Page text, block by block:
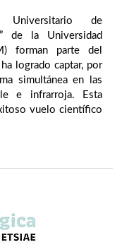
Universitario de
de la Universidad
forman parte del
logrado captar, por
simultánea en las
e infrarroja. Esta
vuelo científico